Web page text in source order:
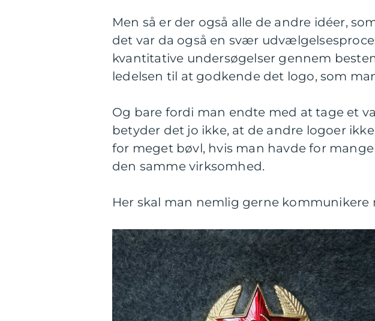
Men så er der også alle de andre idéer,
det var da også en svær
kvantitative undersøgelser gennem
ledelsen til at godkende det logo, som
Og bare fordi man endte med at tage et
betyder det jo ikke, at de andre logoer
for meget bøvl, hvis man havde for
den samme virksomhed.
Her skal man nemlig gerne kommunikere